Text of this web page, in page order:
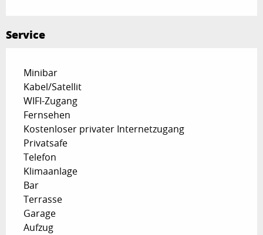
Service
Minibar
Kabel/Satellit
WIFI-Zugang
Fernsehen
Kostenloser privater Internetzugang
Privatsafe
Telefon
Klimaanlage
Bar
Terrasse
Garage
Aufzug